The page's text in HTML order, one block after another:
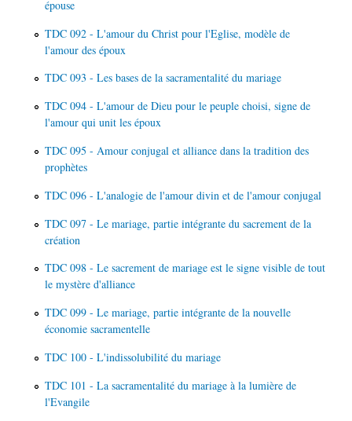
épouse
TDC 092 - L'amour du Christ pour l'Eglise, modèle de
l'amour des époux
TDC 093 - Les bases de la sacramentalité du mariage
TDC 094 - L'amour de Dieu pour le peuple choisi, signe de
l'amour qui unit les époux
TDC 095 - Amour conjugal et alliance dans la tradition des
prophètes
TDC 096 - L'analogie de l'amour divin et de l'amour conjugal
TDC 097 - Le mariage, partie intégrante du sacrement de la
création
TDC 098 - Le sacrement de mariage est le signe visible de tout
le mystère d'alliance
TDC 099 - Le mariage, partie intégrante de la nouvelle
économie sacramentelle
TDC 100 - L'indissolubilité du mariage
TDC 101 - La sacramentalité du mariage à la lumière de
l'Evangile